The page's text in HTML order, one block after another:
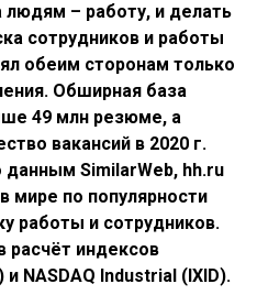
людям – работу, и делать
сотрудников и работы
обеим сторонам только
Обширная база
49 млн резюме, а
вакансий в 2020 г.
данным SimilarWeb, hh.ru
мире по популярности
работы и сотрудников.
расчёт индексов
NASDAQ Industrial (IXID).